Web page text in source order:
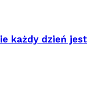
każdy dzień jest